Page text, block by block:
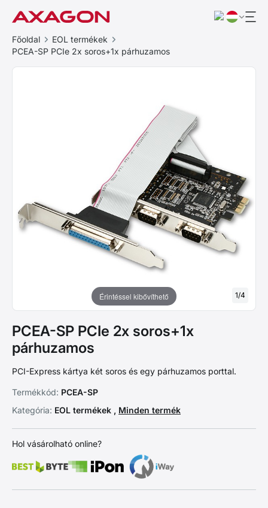
Főoldal
EOL termékek
PCEA-SP PCIe 2x soros+1x párhuzamos
Érintéssel kibővíthető 1/4
PCEA-SP PCIe 2x soros+1x
párhuzamos
PCI-Express kártya két soros és egy párhuzamos porttal.
Termékkód: PCEA-SP
Kategória: EOL termékek , Minden termék
Hol vásárolható online?